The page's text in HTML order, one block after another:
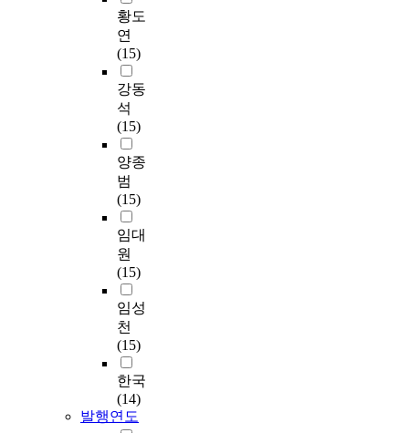
황도
연
(15)
강동
석
(15)
양종
범
(15)
임대
원
(15)
임성
천
(15)
한국
(14)
발행연도